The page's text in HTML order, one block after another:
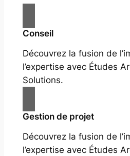
Conseil
Découvrez la fusion de
l’expertise avec Études
Solutions.
Gestion de projet
Découvrez la fusion de
l’expertise avec Études